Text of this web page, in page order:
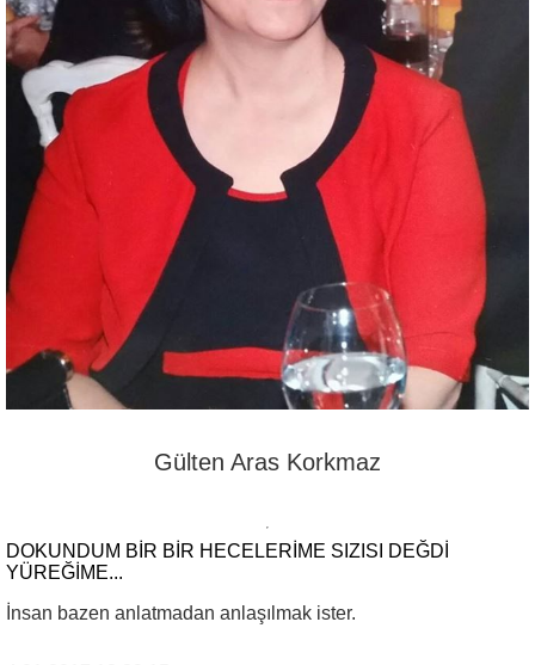
Gülten Aras Korkmaz
DOKUNDUM BİR BİR HECELERİME SIZISI DEĞDİ
YÜREĞİME...
İnsan bazen anlatmadan anlaşılmak ister.